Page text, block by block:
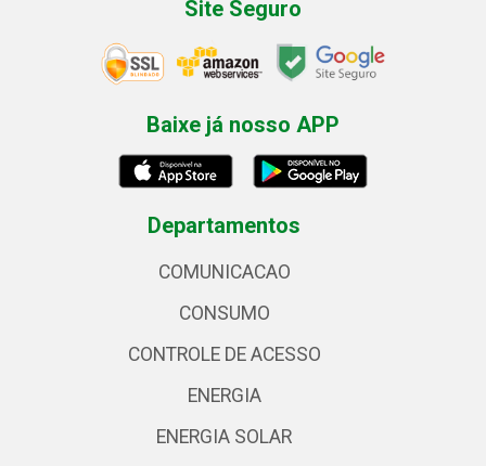
Site Seguro
Baixe já nosso APP
Departamentos
COMUNICACAO
CONSUMO
CONTROLE DE ACESSO
ENERGIA
ENERGIA SOLAR